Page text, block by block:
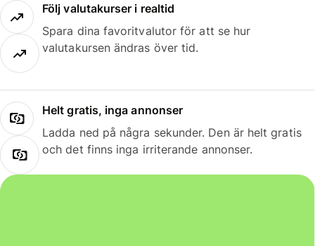
Följ valutakurser i realtid
Spara dina favoritvalutor för att se hur
valutakursen ändras över tid.
Helt gratis, inga annonser
Ladda ned på några sekunder. Den är helt gratis
och det finns inga irriterande annonser.